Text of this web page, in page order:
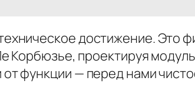
достижение. Это
Корбюзье, проектируя
функции — перед нами